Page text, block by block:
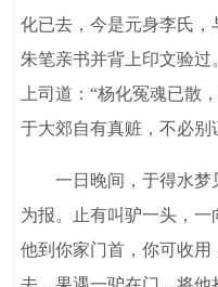
化已去，今是元身李氏
朱笔亲书并背上印文验
上司道：“杨化冤魂已散
于大郊自有真赃，不必别
一日晚间，于得水梦
为报。止有叫驴一头，一
他到你家门首，你可收用